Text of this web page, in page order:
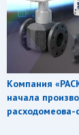
Компания
начала
расходомеова-